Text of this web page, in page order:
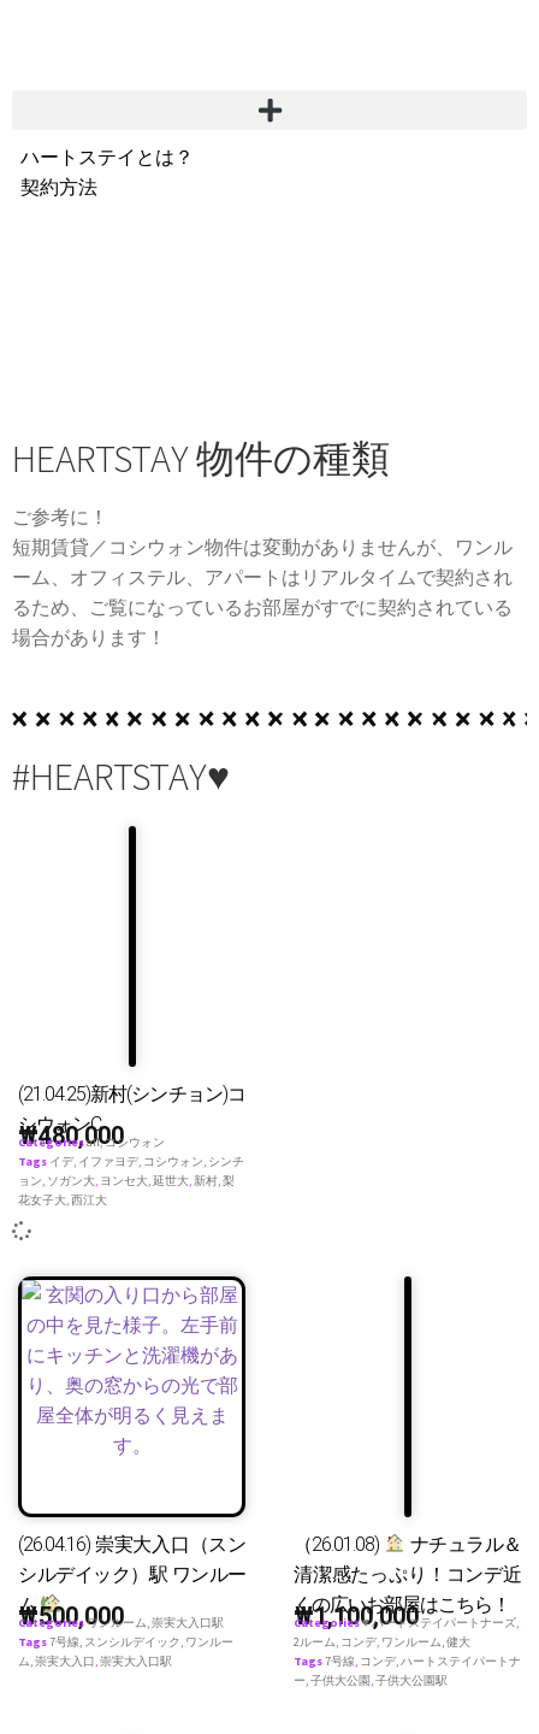
ハートステイとは？
契約方法
HEARTSTAY 物件の種類
ご参考に！
短期賃貸／コシウォン物件は変動がありませんが、ワンル
ーム、オフィステル、アパートはリアルタイムで契約され
るため、ご覧になっているお部屋がすでに契約されている
場合があります！
#HEARTSTAY♥
(21.04.25)新村(シンチョン)コ
シウォンC
₩480,000
Categoriesall,コシウォン
Tags イデ, イファヨデ, コシウォン, シンチ
ョン, ソガン大, ヨンセ大,延世大,新村,梨
花女子大,西江大
(26.04.16) 崇実大入口（スン
シルデイック）駅 ワンルー
ム
₩500,000
Categoriesワンルーム,崇実大入口駅
Tags7号線, スンシルデイック , ワンルー
ム,崇実大入口,崇実大入口駅
（26.01.08)
ナチュラル＆
清潔感たっぷり！コンデ近
くの広いお部屋はこちら！
₩1,100,000
Categories♥ ハートステイパートナーズ,
2ルーム, コンデ, ワンルーム,健大
Tags7号線, コンデ,ハートステイパートナ
ー,子供大公園 ,子供大公園駅